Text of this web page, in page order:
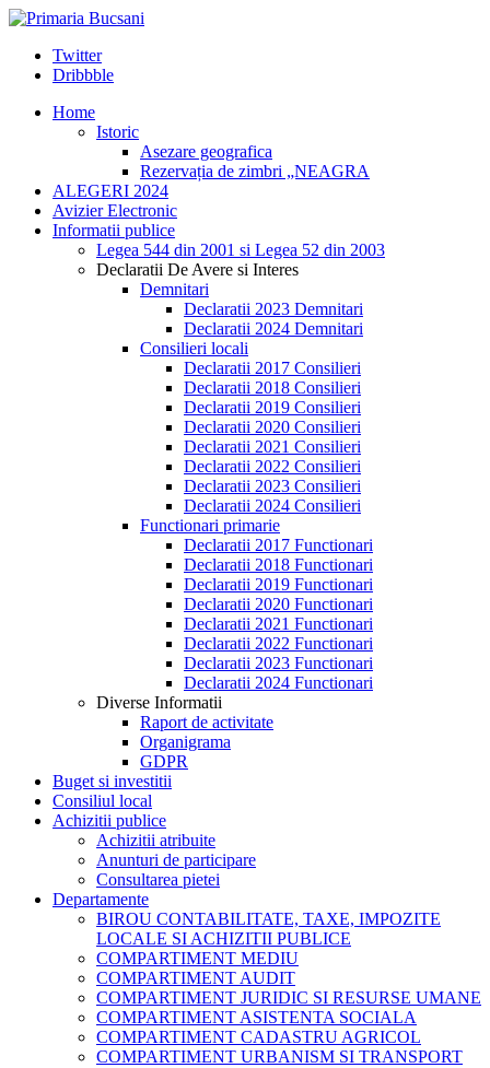
Twitter
Dribbble
Home
Istoric
Asezare geografica
Rezervația de zimbri „NEAGRA
ALEGERI 2024
Avizier Electronic
Informatii publice
Legea 544 din 2001 si Legea 52 din 2003
Declaratii De Avere si Interes
Demnitari
Declaratii 2023 Demnitari
Declaratii 2024 Demnitari
Consilieri locali
Declaratii 2017 Consilieri
Declaratii 2018 Consilieri
Declaratii 2019 Consilieri
Declaratii 2020 Consilieri
Declaratii 2021 Consilieri
Declaratii 2022 Consilieri
Declaratii 2023 Consilieri
Declaratii 2024 Consilieri
Functionari primarie
Declaratii 2017 Functionari
Declaratii 2018 Functionari
Declaratii 2019 Functionari
Declaratii 2020 Functionari
Declaratii 2021 Functionari
Declaratii 2022 Functionari
Declaratii 2023 Functionari
Declaratii 2024 Functionari
Diverse Informatii
Raport de activitate
Organigrama
GDPR
Buget si investitii
Consiliul local
Achizitii publice
Achizitii atribuite
Anunturi de participare
Consultarea pietei
Departamente
BIROU CONTABILITATE, TAXE, IMPOZITE
LOCALE SI ACHIZITII PUBLICE
COMPARTIMENT MEDIU
COMPARTIMENT AUDIT
COMPARTIMENT JURIDIC SI RESURSE UMANE
COMPARTIMENT ASISTENTA SOCIALA
COMPARTIMENT CADASTRU AGRICOL
COMPARTIMENT URBANISM SI TRANSPORT